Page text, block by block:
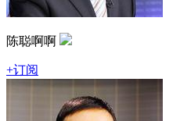
陈聪啊啊
+订阅